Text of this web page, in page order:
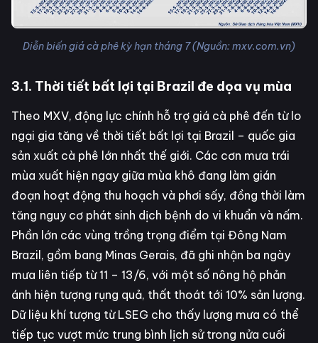
Diễn biến giá cà phê kỳ hạn tháng 7 (Nguồn: mxv.com.vn)
3.1. Thời tiết bất lợi tại Brazil đe dọa vụ mùa
Theo MXV, động lực chính hỗ trợ giá cà phê đến từ lo
ngại gia tăng về thời tiết bất lợi tại Brazil – quốc gia
sản xuất cà phê lớn nhất thế giới. Các cơn mưa trái
mùa xuất hiện ngay giữa mùa khô đang làm gián
đoạn hoạt động thu hoạch và phơi sấy, đồng thời làm
tăng nguy cơ phát sinh dịch bệnh do vi khuẩn và nấm.
Phần lớn các vùng trồng trọng điểm tại Đông Nam
Brazil, gồm bang Minas Gerais, đã ghi nhận ba ngày
mưa liên tiếp từ 11 – 13/6, với một số nông hộ phản
ánh hiện tượng rụng quả, thất thoát tới 10% sản lượng.
Dữ liệu khí tượng từ LSEG cho thấy lượng mưa có thể
tiếp tục vượt mức trung bình lịch sử trong nửa cuối